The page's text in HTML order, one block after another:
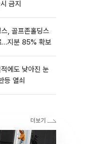
금지
, 골프존홀딩스
…지분 85% 확보
에도 낮아진 눈
등 열쇠